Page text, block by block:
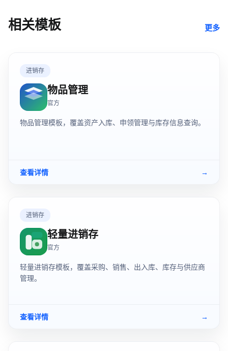
相关模板 更多
进销存
物品管理
官方
物品管理模板，覆盖资产入库、申领管理与库存信息查询。
查看详情 →
进销存
轻量进销存
官方
轻量进销存模板，覆盖采购、销售、出入库、库存与供应商
管理。
查看详情 →